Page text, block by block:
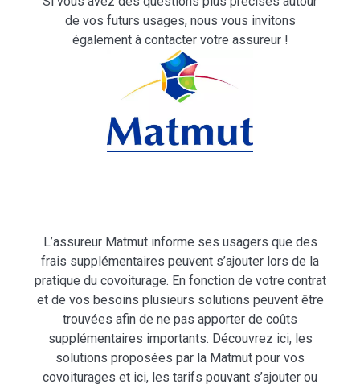
de vos futurs usages, nous vous invitons
également à contacter votre assureur !
L’assureur Matmut informe ses usagers que des
frais supplémentaires peuvent s’ajouter lors de la
pratique du covoiturage. En fonction de votre contrat
et de vos besoins plusieurs solutions peuvent être
trouvées afin de ne pas apporter de coûts
supplémentaires importants. Découvrez ici, les
solutions proposées par la Matmut pour vos
covoiturages et ici, les tarifs pouvant s’ajouter ou